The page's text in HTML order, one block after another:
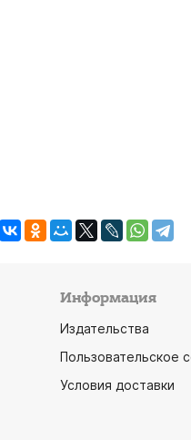
Информация
Издательства
Пользовательское
Условия доставки